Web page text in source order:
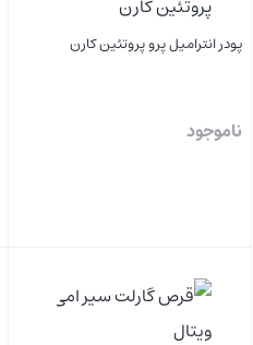
پودر انترامیل پرو پروتئین کارن
ناموجود